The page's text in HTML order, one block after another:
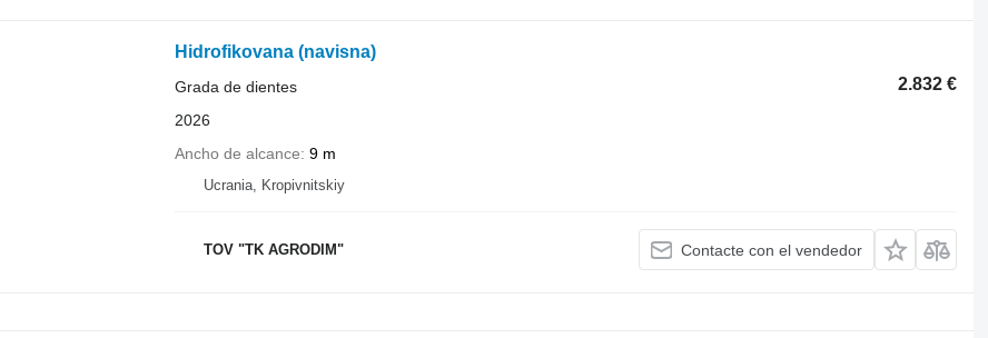
Hidrofikovana (navisna)
2.832 €
Grada de dientes
2026
Ancho de alcance 9 m
Ucrania, Kropivnitskiy
TOV "TK AGRODIM" Contacte con el vendedor